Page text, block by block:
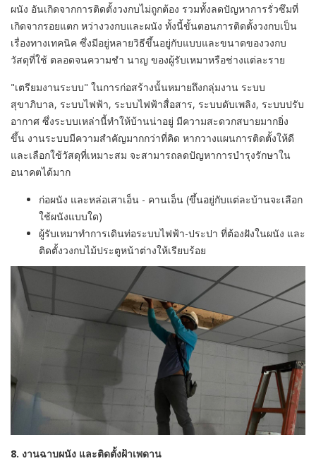
ผนัง อันเกิดจากการติดตั้งวงกบไม่ถูกต้อง รวมทั้งลดปัญหาการรั่วซึมที่
เกิดจากรอยแตก หว่างวงกบและผนัง ทั้งนี้ขั้นตอนการติดตั้งวงกบเป็น
เรื่องทางเทคนิค ซึ่งมีอยู่หลายวิธีขึ้นอยู่กับแบบและขนาดของวงกบ
วัสดุที่ใช้ ตลอดจนความชำ นาญ ของผู้รับเหมาหรือช่างแต่ละราย
"เตรียมงานระบบ" ในการก่อสร้างนั้นหมายถึงกลุ่มงาน ระบบ
สุขาภิบาล, ระบบไฟฟ้า, ระบบไฟฟ้าสื่อสาร, ระบบดับเพลิง, ระบบปรับ
อากาศ ซึ่งระบบเหล่านี้ทำให้บ้านน่าอยู่ มีความสะดวกสบายมากยิ่ง
ขึ้น งานระบบมีความสำคัญมากกว่าที่คิด หากวางแผนการติดตั้งให้ดี
และเลือกใช้วัสดุที่เหมาะสม จะสามารถลดปัญหาการบำรุงรักษาใน
อนาคตได้มาก
ก่อผนัง และหล่อเสาเอ็น - คานเอ็น (ขึ้นอยู่กับแต่ละบ้านจะเลือก
ใช้ผนังแบบใด)
ผู้รับเหมาทำการเดินท่อระบบไฟฟ้า-ประปา ที่ต้องฝังในผนัง และ
ติดตั้งวงกบไม้ประตูหน้าต่างให้เรียบร้อย
8. งานฉาบผนัง และติดตั้งฝ้าเพดาน